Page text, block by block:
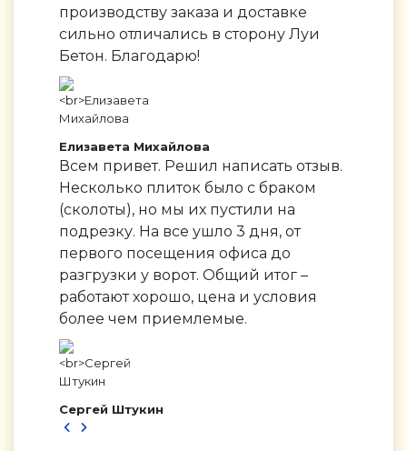
производству заказа и доставке
сильно отличались в сторону Луи
Бетон. Благодарю!
Елизавета Михайлова
Всем привет. Решил написать отзыв.
Несколько плиток было с браком
(сколоты), но мы их пустили на
подрезку. На все ушло 3 дня, от
первого посещения офиса до
разгрузки у ворот. Общий итог –
работают хорошо, цена и условия
более чем приемлемые.
Сергей Штукин